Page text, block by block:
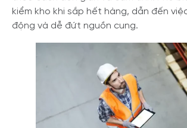
kiểm kho khi sắp hết hàng, dẫn đến
động và dễ đứt nguồn cung.